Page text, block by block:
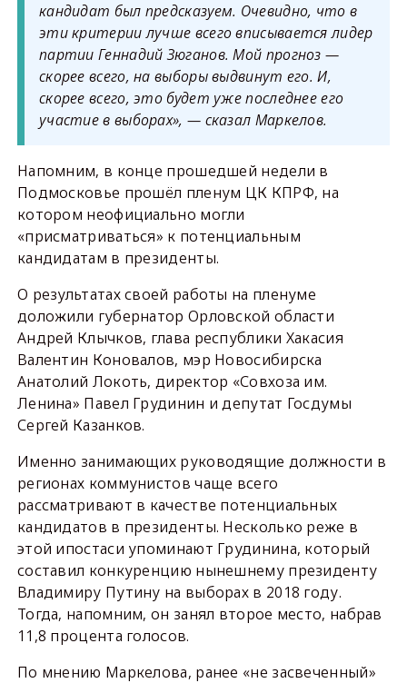
кандидат был предсказуем. Очевидно, что в
эти критерии лучше всего вписывается лидер
партии Геннадий Зюганов. Мой прогноз —
скорее всего, на выборы выдвинут его. И,
скорее всего, это будет уже последнее его
участие в выборах», — сказал Маркелов.
Напомним, в конце прошедшей недели в
Подмосковье прошёл пленум ЦК КПРФ, на
котором неофициально могли
«присматриваться» к потенциальным
кандидатам в президенты.
О результатах своей работы на пленуме
доложили губернатор Орловской области
Андрей Клычков, глава республики Хакасия
Валентин Коновалов, мэр Новосибирска
Анатолий Локоть, директор «Совхоза им.
Ленина» Павел Грудинин и депутат Госдумы
Сергей Казанков.
Именно занимающих руководящие должности в
регионах коммунистов чаще всего
рассматривают в качестве потенциальных
кандидатов в президенты. Несколько реже в
этой ипостаси упоминают Грудинина, который
составил конкуренцию нынешнему президенту
Владимиру Путину на выборах в 2018 году.
Тогда, напомним, он занял второе место, набрав
11,8 процента голосов.
По мнению Маркелова, ранее «не засвеченный»